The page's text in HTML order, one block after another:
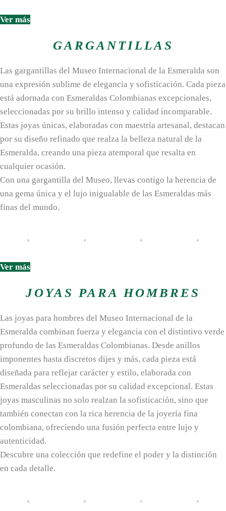
Ver más
GARGANTILLAS
Las gargantillas del Museo Internacional de la Esmeralda son
una expresión sublime de elegancia y sofisticación. Cada pieza
está adornada con Esmeraldas Colombianas excepcionales,
seleccionadas por su brillo intenso y calidad incomparable.
Estas joyas únicas, elaboradas con maestría artesanal, destacan
por su diseño refinado que realza la belleza natural de la
Esmeralda, creando una pieza atemporal que resalta en
cualquier ocasión.
Con una gargantilla del Museo, llevas contigo la herencia de
una gema única y el lujo inigualable de las Esmeraldas más
finas del mundo.
Ver más
JOYAS PARA HOMBRES
Las joyas para hombres del Museo Internacional de la
Esmeralda combinan fuerza y elegancia con el distintivo verde
profundo de las Esmeraldas Colombianas. Desde anillos
imponentes hasta discretos dijes y más, cada pieza está
diseñada para reflejar carácter y estilo, elaborada con
Esmeraldas seleccionadas por su calidad excepcional. Estas
joyas masculinas no solo realzan la sofisticación, sino que
también conectan con la rica herencia de la joyería fina
colombiana, ofreciendo una fusión perfecta entre lujo y
autenticidad.
Descubre una colección que redefine el poder y la distinción
en cada detalle.